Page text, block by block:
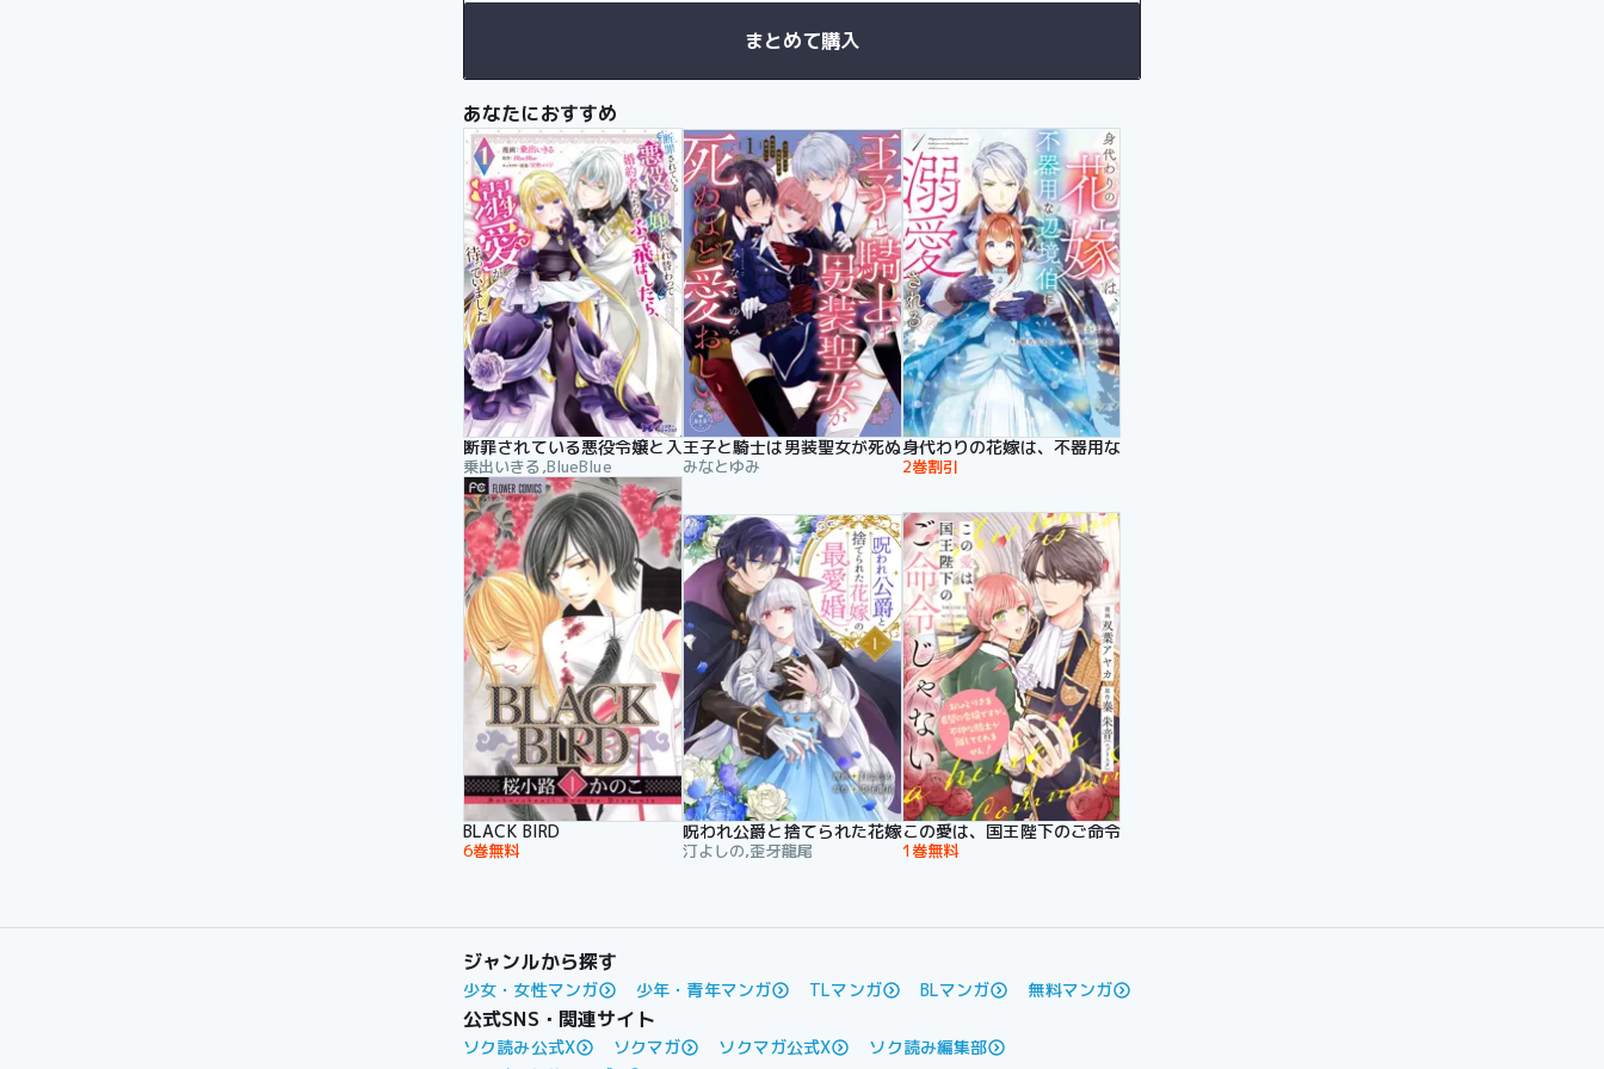
まとめて購入
あなたにおすすめ
断罪されている悪役令嬢と入れ替わって婚約者たちをぶっ飛ばしたら、溺愛が待っていました（コミック）
乗出いきる,BlueBlue
王子と騎士は男装聖女が死ぬほど愛おしい
みなとゆみ
身代わりの花嫁は、不器用な辺境伯に溺愛される
2巻割引
BLACK BIRD
6巻無料
呪われ公爵と捨てられた花嫁の最愛婚【電子単行本版】
汀よしの,歪牙龍尾
この愛は、国王陛下のご命令じゃない ～おひとりさま希望の令嬢ですが、不仲な騎士が離
1巻無料
ジャンルから探す
少女・女性マンガ 少年・青年マンガ TLマンガ BLマンガ 無料マンガ
公式SNS・関連サイト
ソク読み公式X ソクマガ ソクマガ公式X
ソク読み編集部